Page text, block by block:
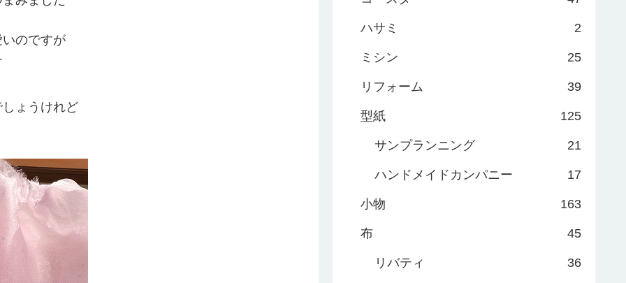
のですが
ょうけれど
ハサミ 2
ミシン 25
リフォーム 39
型紙 125
サンプランニング 21
ハンドメイドカンパニー 17
小物 163
布 45
リバティ 36